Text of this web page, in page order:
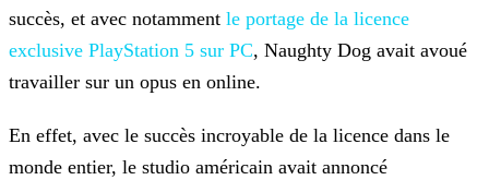
succès, et avec notamment le portage de la licence
exclusive PlayStation 5 sur PC, Naughty Dog avait avoué
travailler sur un opus en online.
En effet, avec le succès incroyable de la licence dans le
monde entier, le studio américain avait annoncé